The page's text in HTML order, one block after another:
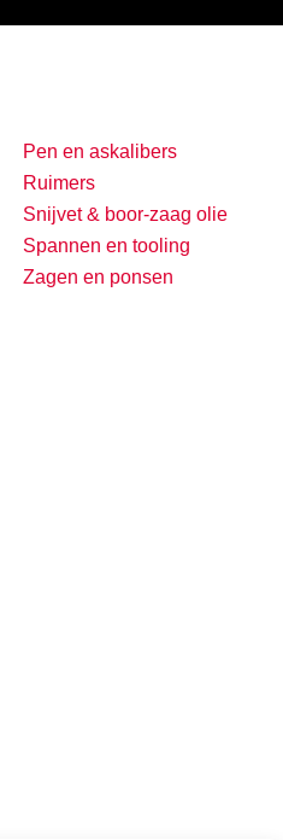
Pen en askalibers
Ruimers
Snijvet & boor-zaag olie
Spannen en tooling
Zagen en ponsen